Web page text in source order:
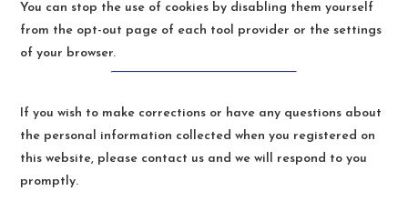
You can stop the use of cookies by disabling them yourself
from the opt-out page of each tool provider or the settings
of your browser.
If you wish to make corrections or have any questions about
the personal information collected when you registered on
this website, please contact us and we will respond to you
promptly.